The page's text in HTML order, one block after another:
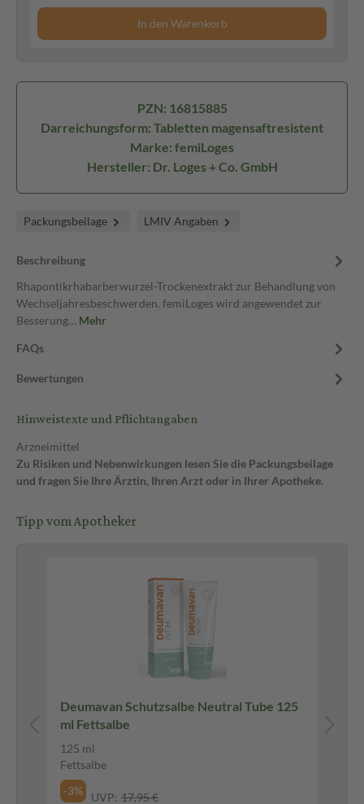
In den Warenkorb
PZN: 16815885
Darreichungsform: Tabletten magensaftresistent
Marke: femiLoges
Hersteller: Dr. Loges + Co. GmbH
Packungsbeilage LMIV Angaben
Beschreibung
Rhapontikrhabarberwurzel-Trockenextrakt zur Behandlung von
Wechseljahresbeschwerden. femiLoges wird angewendet zur
Besserung… Mehr
FAQs
Bewertungen
Hinweistexte und Pflichtangaben
Arzneimittel
Zu Risiken und Nebenwirkungen lesen Sie die Packungsbeilage
und fragen Sie Ihre Ärztin, Ihren Arzt oder in Ihrer Apotheke.
Tipp vom Apotheker
Deumavan Schutzsalbe Neutral Tube 125
ml Fettsalbe
125 ml
Fettsalbe
-3%
UVP: 17,95 €